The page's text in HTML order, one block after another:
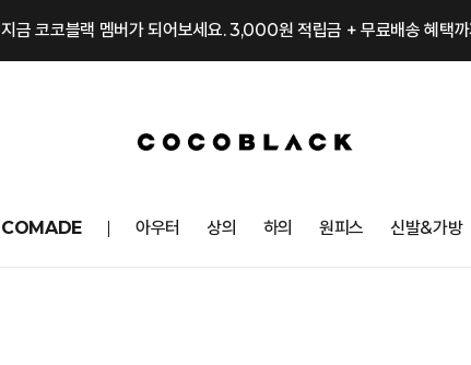
지금 코코블랙 멤버가 되어보세요. 3,000원 적립금 + 무료배송 혜택
아우터 상의 하의 원피스 신발&가방